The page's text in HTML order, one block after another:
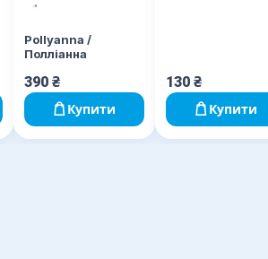
Pollyanna /
Полліанна
390 ₴
Купити
130 ₴
Купити